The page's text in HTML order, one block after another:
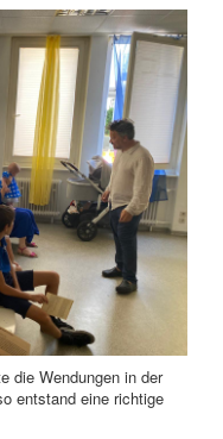
die Wendungen in der
entstand eine richtige